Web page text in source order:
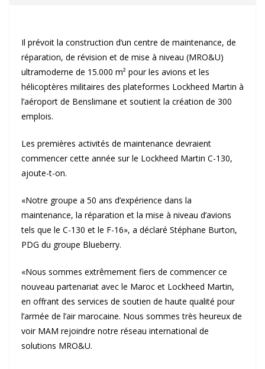
Il prévoit la construction d’un centre de maintenance, de
réparation, de révision et de mise à niveau (MRO&U)
ultramoderne de 15.000 m² pour les avions et les
hélicoptères militaires des plateformes Lockheed Martin à
l’aéroport de Benslimane et soutient la création de 300
emplois.
Les premières activités de maintenance devraient
commencer cette année sur le Lockheed Martin C-130,
ajoute-t-on.
«Notre groupe a 50 ans d’expérience dans la
maintenance, la réparation et la mise à niveau d’avions
tels que le C-130 et le F-16», a déclaré Stéphane Burton,
PDG du groupe Blueberry.
«Nous sommes extrêmement fiers de commencer ce
nouveau partenariat avec le Maroc et Lockheed Martin,
en offrant des services de soutien de haute qualité pour
l’armée de l’air marocaine. Nous sommes très heureux de
voir MAM rejoindre notre réseau international de
solutions MRO&U.